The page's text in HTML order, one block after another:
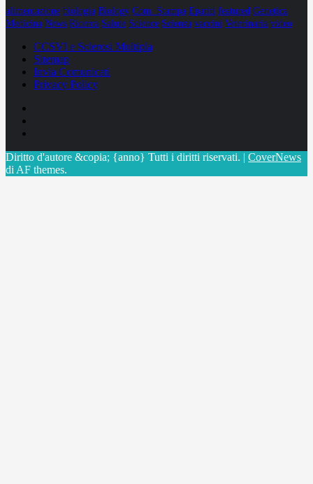
alimentazione biologia Biology Com. Stampa Epatiti featured Genetica
Medicina News Ricerca Salute Science Scienza vaccini Veterinaria video
CCSVI e Sclerosi Multipla
Sitemap
Invia Comunicati
Privacy Policy
Diritto d'autore &copia; {anno} Tutti i diritti riservati. | CoverNews
di AF themes.